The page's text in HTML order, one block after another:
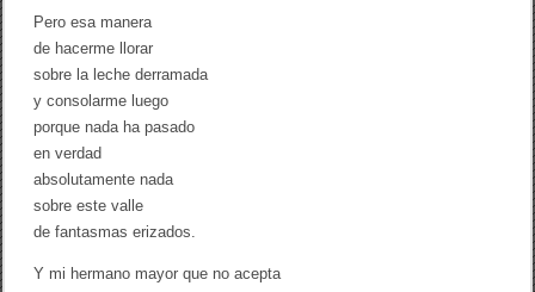
Pero esa manera
de hacerme llorar
sobre la leche derramada
y consolarme luego
porque nada ha pasado
en verdad
absolutamente nada
sobre este valle
de fantasmas erizados.
Y mi hermano mayor que no acepta